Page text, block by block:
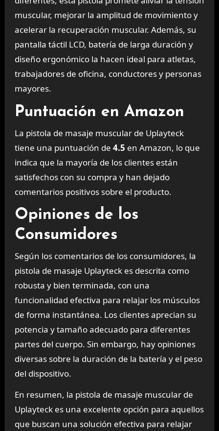
muscular, mejorar la amplitud de movimiento y
acelerar la recuperación muscular. Además, su
pantalla táctil LCD, batería de larga duración y
diseño ergonómico la hacen ideal para atletas,
trabajadores de oficina, conductores y personas
mayores.
Puntuación en Amazon
La pistola de masaje muscular de Uplayteck
tiene una puntuación de 4.5 en Amazon, lo que
indica que la mayoría de los clientes están
satisfechos con su compra y han dejado
comentarios positivos sobre el producto.
Opiniones de los
Consumidores
Según los comentarios de los consumidores, la
pistola de masaje Uplayteck es descrita como
robusta y bien terminada, con una
funcionalidad efectiva para relajar los músculos
de forma instantánea. Los clientes aprecian su
potencia y tamaño adecuado para diferentes
partes del cuerpo. Sin embargo, hay opiniones
diversas sobre la duración de la batería y el peso
del dispositivo.
En resumen, la pistola de masaje muscular de
Uplayteck es una excelente opción para aquellos
que buscan una solución efectiva para relajar